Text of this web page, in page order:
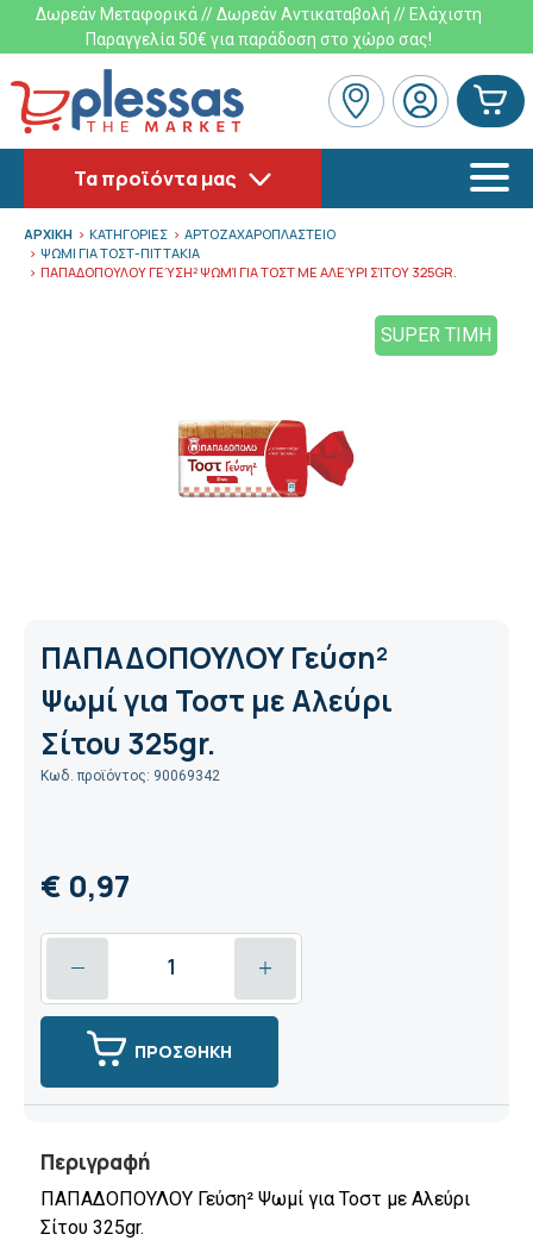
Δωρεάν Μεταφορικά // Δωρεάν Αντικαταβολή // Ελάχιστη
Παραγγελία 50€ για παράδοση στο χώρο σας!
Τα προϊόντα μας
ΑΡΧΙΚΗ ΚΑΤΗΓΟΡΙΕΣ
ΑΡΤΟΖΑΧΑΡΟΠΛΑΣΤΕΙΟ
ΨΩΜΙ ΓΙΑ ΤΟΣΤ-ΠΙΤΤΑΚΙΑ
ΠΑΠΑΔΟΠΟΥΛΟΥ ΓΕΎΣΗ² ΨΩΜΊ ΓΙΑ ΤΟΣΤ ΜΕ ΑΛΕΎΡΙ ΣΊΤΟΥ 325GR.
SUPER ΤΙΜΗ
ΠΑΠΑΔΟΠΟΥΛΟΥ Γεύση²
Ψωμί για Τοστ με Αλεύρι
Σίτου 325gr.
Κωδ. προϊόντος: 90069342
€ 0,97
ΠΡΟΣΘΗΚΗ
Περιγραφή
ΠΑΠΑΔΟΠΟΥΛΟΥ Γεύση² Ψωμί για Τοστ με Αλεύρι
Σίτου 325gr.